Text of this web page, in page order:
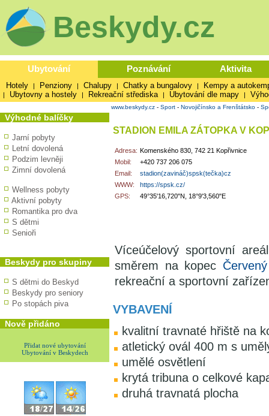
Beskydy.cz
Ubytování Poznávání Aktivita
Hotely | Penziony | Chalupy | Chatky a bungalovy | Kempy a
| Ubytovny a hostely | Rekreační střediska | Ubytování dle mapy |
Výhodné balíčky
Jarní pobyty
Letní dovolená
Podzim levněji
Zimní dovolená
Wellness pobyty
Aktivní pobyty
Romantika pro dva
S dětmi
Senioři
Beskydy pro skupiny
S dětmi do Beskyd
Beskydy pro seniory
Po stopách piva
Nově přidáno
Přidat nové ubytování
Ubytování v Beskydech
www.beskydy.cz - Sport - Novojičínsko a Frenštátsko -
STADION EMILA ZÁTOPKA V
Adresa: Komenského 830, 742 21 Kopřivnice
Mobil:
+420 737 206 075
Email:
stadion(zavináč)spsk(tečka)cz
WWW:
https://spsk.cz/
GPS:
49°35'16,720"N, 18°9'3,560"E
Víceúčelový sportovní
směrem na kopec
rekreační a sportovní
VYBAVENÍ
kvalitní travnaté hřiště na
atletický ovál 400 m s
umělé osvětlení
krytá tribuna o celkové
druhá travnatá plocha